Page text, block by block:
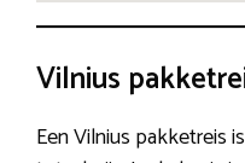
Vilnius
Een Vilnius pakketreis